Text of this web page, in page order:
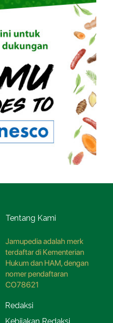
Tentang Kami
Jamupedia adalah merk
terdaftar di Kementerian
Hukum dan HAM, dengan
nomer pendaftaran
CO78621
Redaksi